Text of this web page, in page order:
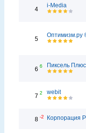
4
i-Media
5
Оптимизм.ру
6 6 Пиксель Плюс
7 2 webit
8 -2 Корпорация